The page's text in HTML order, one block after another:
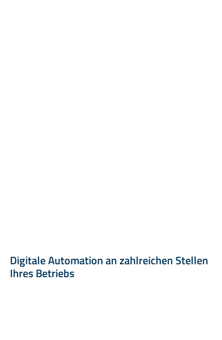
Digitale Automation an zahlreichen Stellen
Ihres Betriebs